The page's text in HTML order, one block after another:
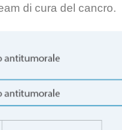
di cura del cancro.